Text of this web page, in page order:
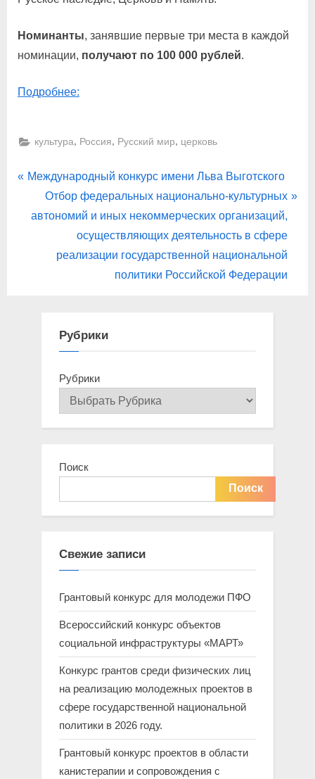
Номинанты, занявшие первые три места в каждой
номинации, получают по 100 000 рублей.
Подробнее:
культура, Россия, Русский мир, церковь
Навигация
по
записям
P
e
Международный конкурс имени Льва Выготского
N
e
Отбор федеральных национально-культурных
автономий и иных некоммерческих организаций,
осуществляющих деятельность в сфере
реализации государственной национальной
политики Российской Федерации
Рубрики
Рубрики
Поиск
Поиск
Свежие записи
Грантовый конкурс для молодежи ПФО
Всероссийский конкурс объектов
социальной инфраструктуры «МАРТ»
Конкурс грантов среди физических лиц
на реализацию молодежных проектов в
сфере государственной национальной
политики в 2026 году.
Грантовый конкурс проектов в области
канистерапии и сопровождения с